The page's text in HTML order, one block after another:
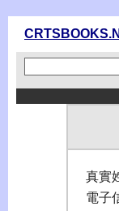
真實
電子